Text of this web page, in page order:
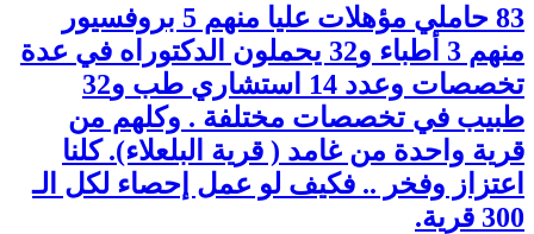
83 حاملي مؤهلات عليا منهم 5 بروفسيور
منهم 3 أطباء و32 يحملون الدكتوراه في عدة
تخصصات وعدد 14 استشاري طب و32
طبيب في تخصصات مختلفة . وكلهم من
قرية واحدة من غامد ( قرية البلعلاء). كلنا
اعتزاز وفخر .. فكيف لو عمل إحصاء لكل الـ
300 قرية.